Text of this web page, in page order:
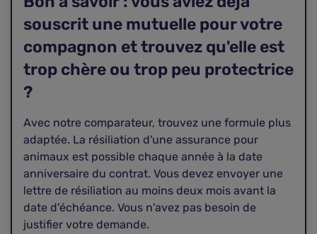
souscrit une mutuelle pour votre
compagnon et trouvez qu'elle est
trop chère ou trop peu protectrice
?
Avec notre comparateur, trouvez une formule plus
adaptée. La résiliation d'une assurance pour
animaux est possible chaque année à la date
anniversaire du contrat. Vous devez envoyer une
lettre de résiliation au moins deux mois avant la
date d'échéance. Vous n'avez pas besoin de
justifier votre demande.